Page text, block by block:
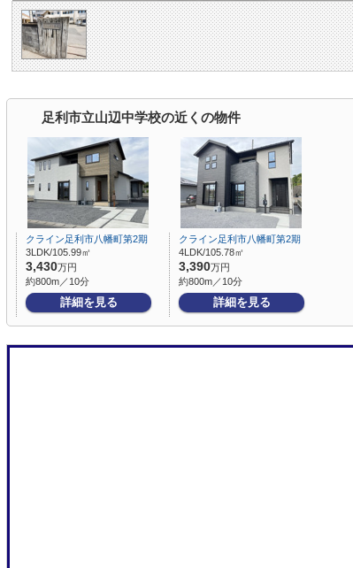
足利市立山辺中学校の近くの物件
クライン足利市八幡町第2期
3LDK/105.99㎡
3,430万円
約800m／10分
詳細を見る
クライン足利市八幡町第2期
4LDK/105.78㎡
3,390万円
約800m／10分
詳細を見る